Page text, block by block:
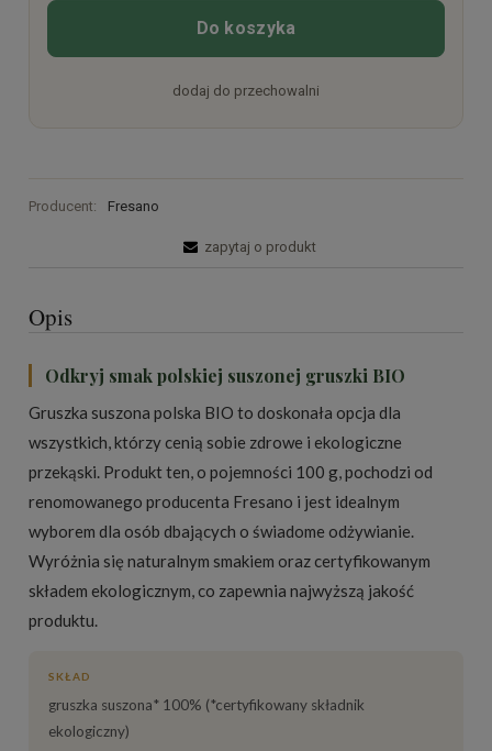
Do koszyka
dodaj do przechowalni
Producent: Fresano
zapytaj o produkt
Opis
Odkryj smak polskiej suszonej gruszki BIO
Gruszka suszona polska BIO to doskonała opcja dla
wszystkich, którzy cenią sobie zdrowe i ekologiczne
przekąski. Produkt ten, o pojemności 100 g, pochodzi od
renomowanego producenta Fresano i jest idealnym
wyborem dla osób dbających o świadome odżywianie.
Wyróżnia się naturalnym smakiem oraz certyfikowanym
składem ekologicznym, co zapewnia najwyższą jakość
produktu.
SKŁAD
gruszka suszona* 100% (*certyfikowany składnik
ekologiczny)